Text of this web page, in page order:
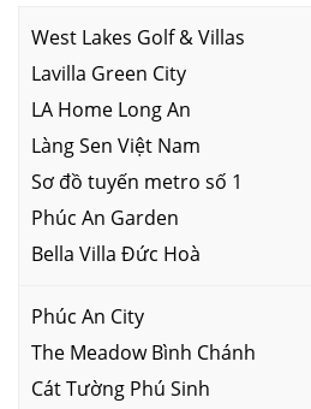
West Lakes Golf & Villas
Lavilla Green City
LA Home Long An
Làng Sen Việt Nam
Sơ đồ tuyến metro số 1
Phúc An Garden
Bella Villa Đức Hoà
Phúc An City
The Meadow Bình Chánh
Cát Tường Phú Sinh